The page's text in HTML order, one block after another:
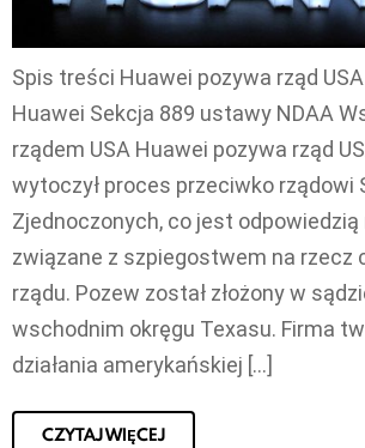
Spis treści Huawei pozywa rząd
Huawei Sekcja 889 ustawy NDAA
rządem USA Huawei pozywa rząd
wytoczył proces przeciwko rządowi
Zjednoczonych, co jest
związane z szpiegostwem na rzecz
rządu. Pozew został złożony w
wschodnim okręgu Texasu. Firma
działania amerykańskiej […]
CZYTAJ WIĘCEJ